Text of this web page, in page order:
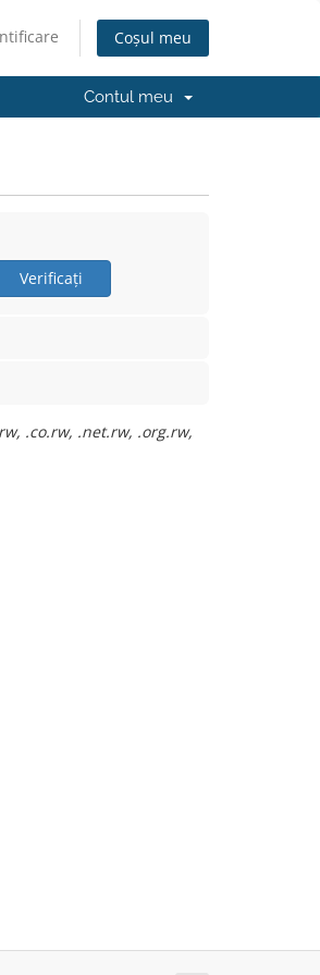
Coșul meu
Contul meu
Verificați
.co.rw, .net.rw, .org.rw,